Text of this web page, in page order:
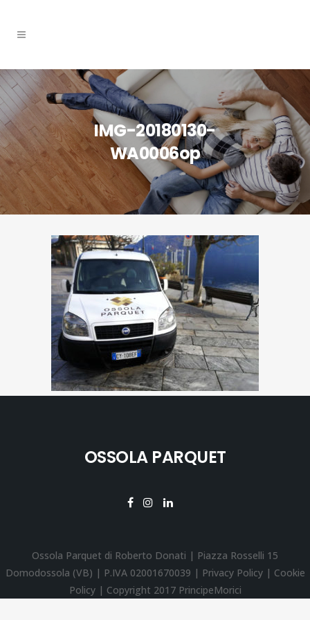
IMG-20180130-
WA0006op
OSSOLA PARQUET
Ossola Parquet di Roberto Donati | Piazza Rosselli 15
Domodossola (VB) | P.IVA 02001670039 | Privacy Policy| Cookie
Policy| Copyright 2017 PrincipeMorici